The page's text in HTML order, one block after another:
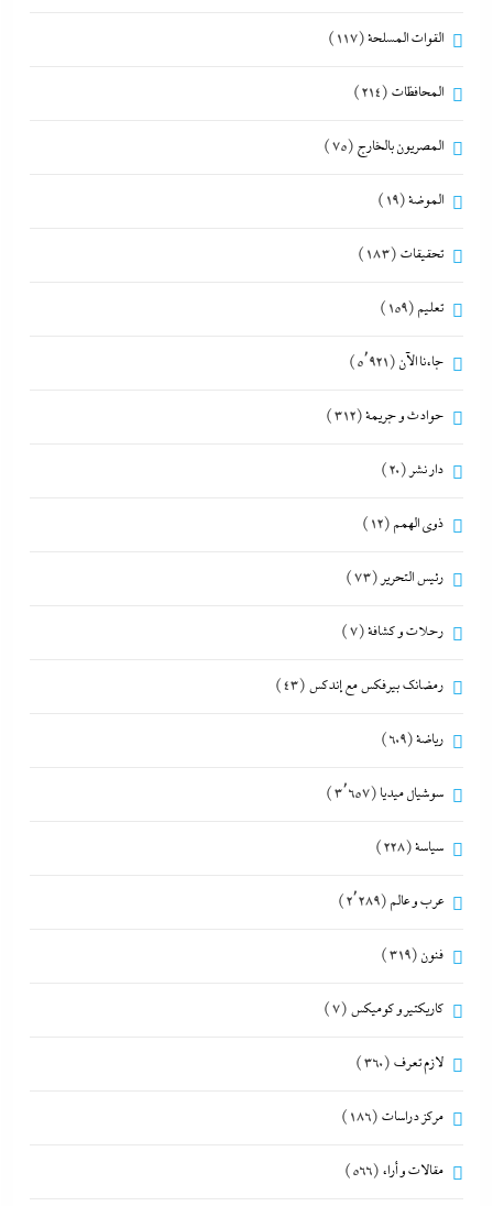
القوات المسلحة(117)
المحافظات (214)
المصريون بالخارج (75)
الموضة(19)
تحقيقات (183)
تعليم (159)
جاءنا الآن (5٬921)
حوادث و جريمة(312)
دار نشر (20)
ذوى الهمم (12)
رئيس التحرير (73)
رحلات و كشافة(7)
رمضانك بيرفكس مع إندكس (43)
رياضة(609)
سوشيال ميديا (3٬657)
سياسة(228)
عرب و عالم (2٬289)
فنون (319)
كاريكتير و كوميكس (7)
لازم تعرف (360)
مركز دراسات (186)
مقالات و أراء (566)